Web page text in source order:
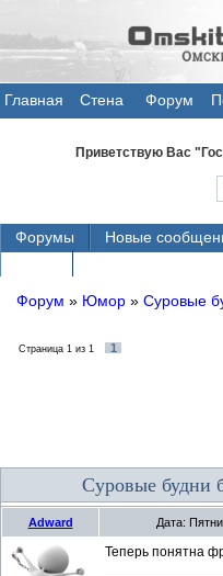
Главная
Стена
Форум
Приветствую Вас
Форумы Новые
Форум » Юмор » Суровые
Страница 1 из 1 1
Суровые будни
Adward Дата:
Теперь понятна